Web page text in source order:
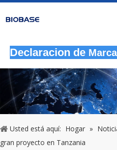
Declaracion de
Usted está aquí: Hogar »
gran proyecto en Tanzania